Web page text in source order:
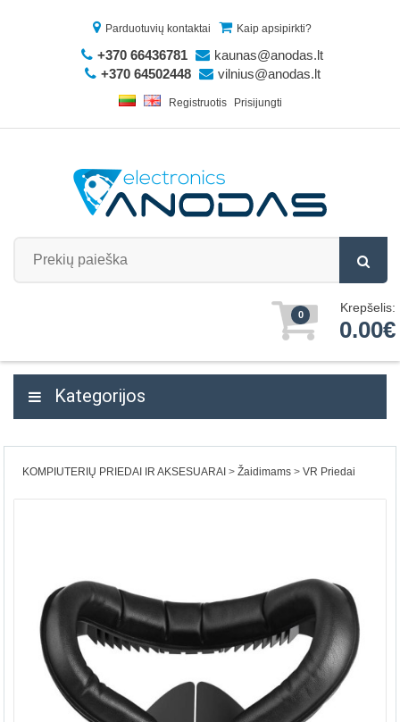
Parduotuvių kontaktai Kaip apsipirkti?
+370 66436781
kaunas@anodas.lt
+370 64502448
vilnius@anodas.lt
Registruotis Prisijungti
0 Krepšelis:
0.00€
Kategorijos
KOMPIUTERIŲ PRIEDAI IR AKSESUARAI Žaidimams VR Priedai